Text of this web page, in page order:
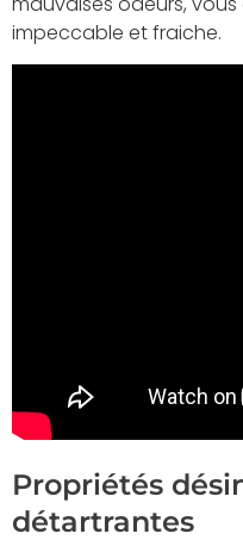
impeccable et fraiche.
Propriétés
détartrantes